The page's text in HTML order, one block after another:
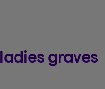
graves